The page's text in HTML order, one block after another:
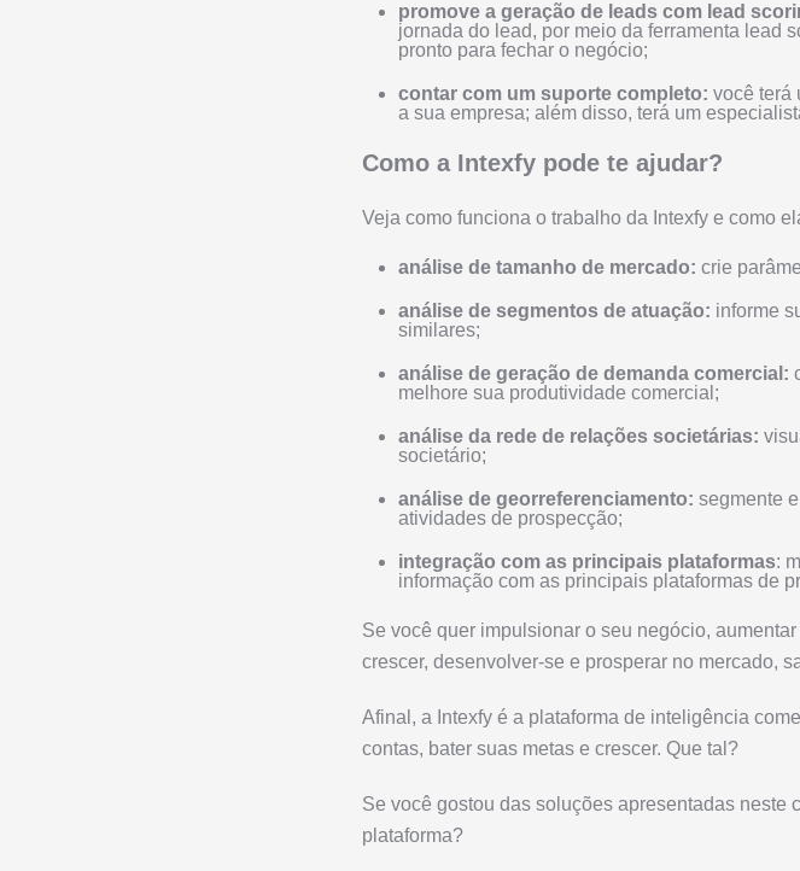
promove a geração de leads com lead
jornada do lead, por meio da ferramenta lead
pronto para fechar o negócio;
contar com um suporte completo: você terá
a sua empresa; além disso, terá um
Como a Intexfy pode te ajudar?
Veja como funciona o trabalho da Intexfy e como
análise de tamanho de mercado: crie
análise de segmentos de atuação: informe
similares;
análise de geração de demanda comercial:
melhore sua produtividade comercial;
análise da rede de relações societárias:
societário;
análise de georreferenciamento: segmente
atividades de prospecção;
integração com as principais plataformas:
informação com as principais plataformas de
Se você quer impulsionar o seu negócio,
crescer, desenvolver-se e prosperar no mercado,
Afinal, a Intexfy é a plataforma de inteligência
contas, bater suas metas e crescer. Que tal?
Se você gostou das soluções apresentadas neste
plataforma?